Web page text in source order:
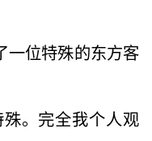
一位特殊的东方客
。完全我个人观